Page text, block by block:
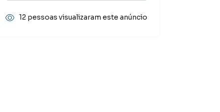
12 pessoas visualizaram este anúncio